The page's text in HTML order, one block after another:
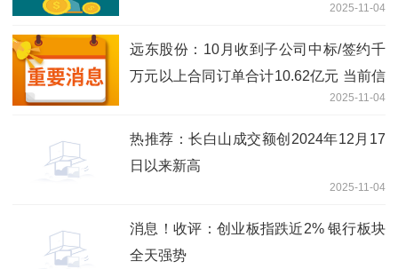
2025-11-04
远东股份：10月收到子公司中标/签约千
万元以上合同订单合计10.62亿元 当前信
2025-11-04
热推荐：长白山成交额创2024年12月17
日以来新高
2025-11-04
消息！收评：创业板指跌近2% 银行板块
全天强势